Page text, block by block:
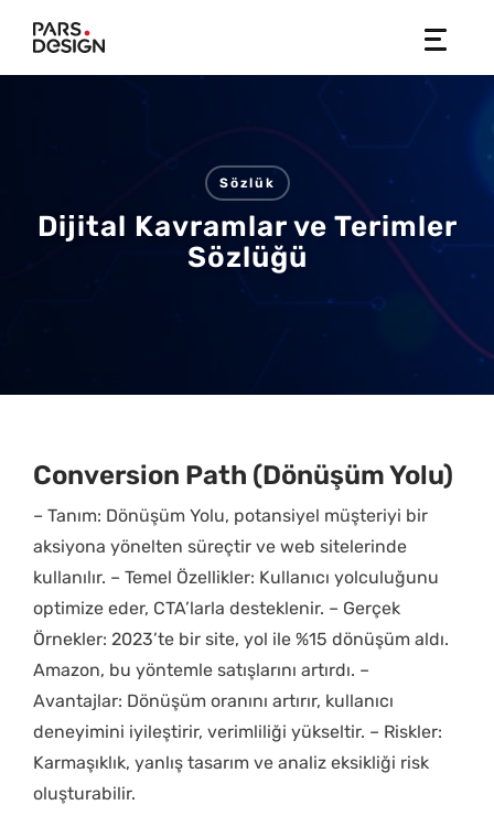
content
Sözlük
Dijital Kavramlar ve Terimler
Sözlüğü
Conversion Path (Dönüşüm Yolu)
– Tanım: Dönüşüm Yolu, potansiyel müşteriyi bir
aksiyona yönelten süreçtir ve web sitelerinde
kullanılır. – Temel Özellikler: Kullanıcı yolculuğunu
optimize eder, CTA’larla desteklenir. – Gerçek
Örnekler: 2023’te bir site, yol ile %15 dönüşüm aldı.
Amazon, bu yöntemle satışlarını artırdı. –
Avantajlar: Dönüşüm oranını artırır, kullanıcı
deneyimini iyileştirir, verimliliği yükseltir. – Riskler:
Karmaşıklık, yanlış tasarım ve analiz eksikliği risk
oluşturabilir.